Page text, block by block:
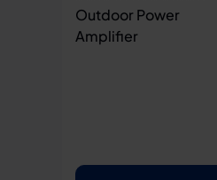
Outdoor Power
Amplifier